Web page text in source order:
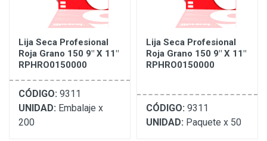
Lija Seca Profesional
Roja Grano 150 9" X 11"
RPHRO0150000
CÓDIGO: 9311
UNIDAD: Embalaje x
200
Lija Seca Profesional
Roja Grano 150 9" X 11"
RPHRO0150000
CÓDIGO: 9311
UNIDAD: Paquete x 50